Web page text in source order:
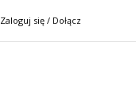
Zaloguj się / Dołącz